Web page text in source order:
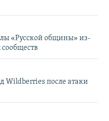
«Русской общины» из-
Wildberries после атаки